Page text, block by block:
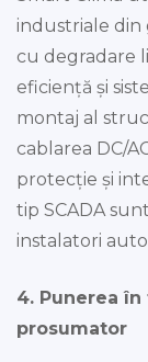
industriale din
cu degradare
eficiență și
montaj al
cablarea DC/
protecție și
tip SCADA
instalatori
4. Punerea
prosumator